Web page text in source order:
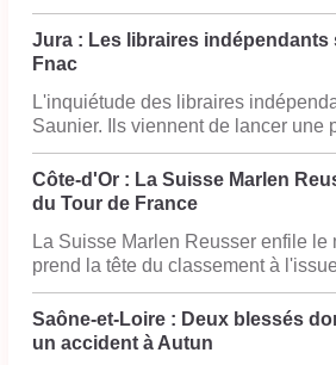
Jura : Les libraires indépendants
Fnac
L'inquiétude des libraires
Saunier. Ils viennent de lancer une
Côte-d'Or : La Suisse Marlen
du Tour de France
La Suisse Marlen Reusser enfile
prend la tête du classement à
Saône-et-Loire : Deux blessés
un accident à Autun